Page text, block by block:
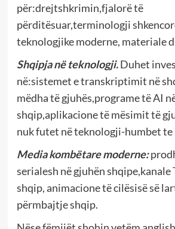
për:drejtshkrimin,fjalorë të
përditësuar,terminologji
teknologjike moderne, materiale
Shqipja në teknologji.Duhet
në:sistemet e transkriptimit në
mëdha të gjuhës,programe të AI
shqip,aplikacione të mësimit të
nuk futet në teknologji-humbet te
Media kombëtare moderne:
serialesh në gjuhën shqipe,kanale
shqip, animacione të cilësisë së
përmbajtje shqip.